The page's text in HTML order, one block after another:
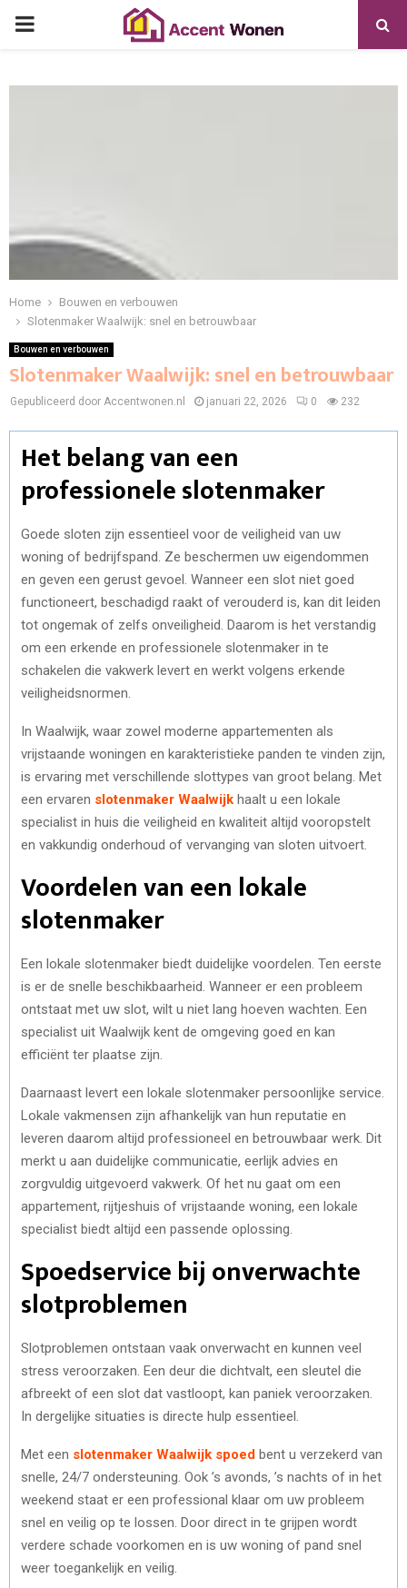
PRIMARY
Home
Bouwen en verbouwen
Slotenmaker Waalwijk: snel en betrouwbaar
Bouwen en verbouwen
Slotenmaker Waalwijk: snel en betrouwbaar
Gepubliceerd door Accentwonen.nl januari 22, 2026 0 232
Het belang van een
professionele slotenmaker
Goede sloten zijn essentieel voor de veiligheid van uw
woning of bedrijfspand. Ze beschermen uw eigendommen
en geven een gerust gevoel. Wanneer een slot niet goed
functioneert, beschadigd raakt of verouderd is, kan dit leiden
tot ongemak of zelfs onveiligheid. Daarom is het verstandig
om een erkende en professionele slotenmaker in te
schakelen die vakwerk levert en werkt volgens erkende
veiligheidsnormen.
In Waalwijk, waar zowel moderne appartementen als
vrijstaande woningen en karakteristieke panden te vinden zijn,
is ervaring met verschillende slottypes van groot belang. Met
een ervaren slotenmaker Waalwijk haalt u een lokale
specialist in huis die veiligheid en kwaliteit altijd vooropstelt
en vakkundig onderhoud of vervanging van sloten uitvoert.
Voordelen van een lokale
slotenmaker
Een lokale slotenmaker biedt duidelijke voordelen. Ten eerste
is er de snelle beschikbaarheid. Wanneer er een probleem
ontstaat met uw slot, wilt u niet lang hoeven wachten. Een
specialist uit Waalwijk kent de omgeving goed en kan
efficiënt ter plaatse zijn.
Daarnaast levert een lokale slotenmaker persoonlijke service.
Lokale vakmensen zijn afhankelijk van hun reputatie en
leveren daarom altijd professioneel en betrouwbaar werk. Dit
merkt u aan duidelijke communicatie, eerlijk advies en
zorgvuldig uitgevoerd vakwerk. Of het nu gaat om een
appartement, rijtjeshuis of vrijstaande woning, een lokale
specialist biedt altijd een passende oplossing.
Spoedservice bij onverwachte
slotproblemen
Slotproblemen ontstaan vaak onverwacht en kunnen veel
stress veroorzaken. Een deur die dichtvalt, een sleutel die
afbreekt of een slot dat vastloopt, kan paniek veroorzaken.
In dergelijke situaties is directe hulp essentieel.
Met een slotenmaker Waalwijk spoed bent u verzekerd van
snelle, 24/7 ondersteuning. Ook ’s avonds, ’s nachts of in het
weekend staat er een professional klaar om uw probleem
snel en veilig op te lossen. Door direct in te grijpen wordt
verdere schade voorkomen en is uw woning of pand snel
weer toegankelijk en veilig.